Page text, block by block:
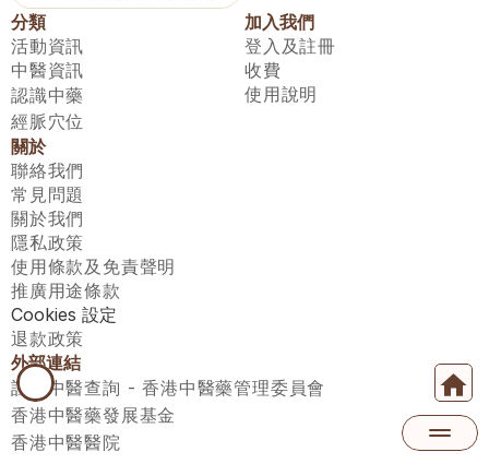
分類
活動資訊
中醫資訊
認識中藥
經脈穴位
加入我們
登入及註冊
收費
使用說明
關於
聯絡我們
常見問題
關於我們
隱私政策
使用條款及免責聲明
推廣用途條款
Cookies 設定
退款政策
外部連結
註冊中醫查詢 - 香港中醫藥管理委員會
香港中醫藥發展基金
香港中醫醫院